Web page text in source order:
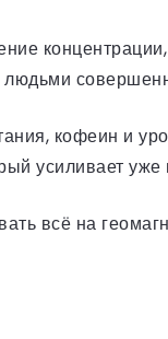
людьми
кофеин и
усиливает уже
всё на